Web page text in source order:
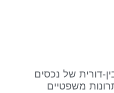
דורית של נכסים
משפטיים